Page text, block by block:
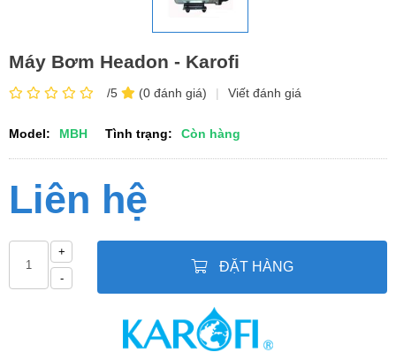
Máy Bơm Headon - Karofi
/5 (0 đánh giá) | Viết đánh giá
Model: MBH Tình trạng: Còn hàng
Liên hệ
+
-
ĐẶT HÀNG